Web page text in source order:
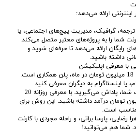
ارائه می‌دهد:
گرافیک، مدیریت پیج‌های اجتماعی، یا
شما را به پروژه‌های معتبر متصل می‌کند.
رایگان ارائه می‌دهد تا حرفه‌ای شوید و
داشته باشید.
ساده‌ترین راه برای رسیدن به 18 میلیون تومان در ماه، پلن همکاری است.
یا اینستاگرام به دیگران معرفی کنید.
به‌ازای هر ثبت‌نام با کد معرف شما، پاداش می‌گیرید. با معرفی روزانه 20
ماهانه 18 میلیون تومان درآمد داشته باشید. این روش برای
مناسب است.
در بهار 1404، زهرا رضایی، پارسا براتی، و راحله مجردی با کارنت
شما هم می‌توانید!